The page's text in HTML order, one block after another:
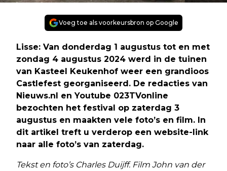
Voeg toe als voorkeursbron op Google
Lisse: Van donderdag 1 augustus tot en met
zondag 4 augustus 2024 werd in de tuinen
van Kasteel Keukenhof weer een grandioos
Castlefest georganiseerd. De redacties van
Nieuws.nl en Youtube 023TVonline
bezochten het festival op zaterdag 3
augustus en maakten vele foto’s en film. In
dit artikel treft u verderop een website-link
naar alle foto’s van zaterdag.
Tekst en foto’s Charles Duijff. Film John van der